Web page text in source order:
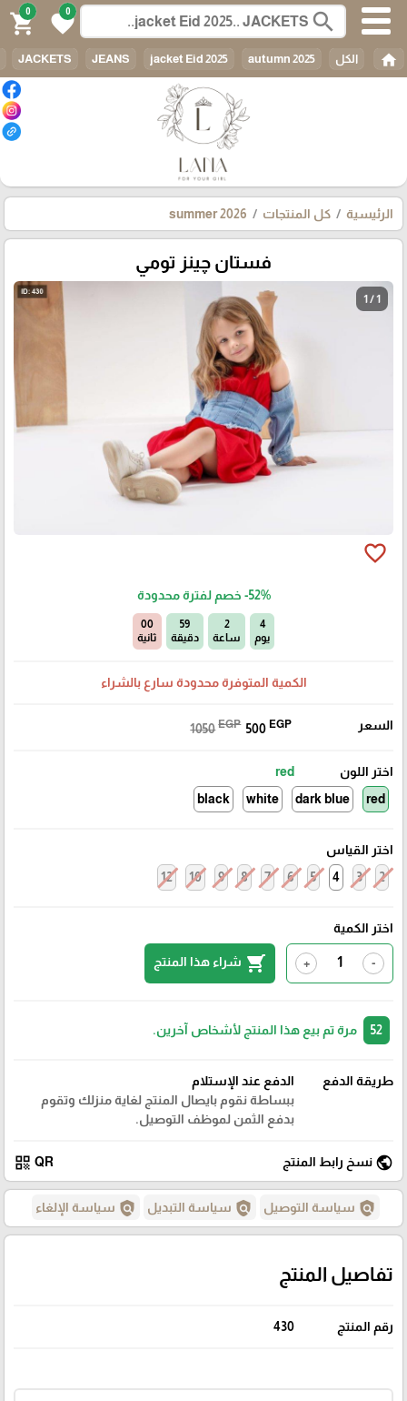
search
0
favorite
0
shopping_cart
home الكل JACKETS JEANS jacket Eid 2025 autumn 2025
الرئيسية كل المنتجات summer 2026
فستان چينز تومي
1 / 1
favorite_border
-52% خصم لفترة محدودة
4
يوم
2
ساعة
58
دقيقة
59
ثانية
الكمية المتوفرة محدودة سارع بالشراء
السعر 1050 EGP 500 EGP
اختر اللون
red
red
dark blue
white
black
اختر القياس
2
3
4
5
6
7
8
9
10
12
اختر الكمية
-
+
shopping_cart شراء هذا المنتج
مرة تم بيع هذا المنتج لأشخاص آخرين.
طريقة الدفع
الدفع عند الإستلام
ببساطة نقوم بايصال المنتج لغاية منزلك وتقوم
بدفع الثمن لموظف التوصيل.
public نسخ رابط المنتج QR
qr_code
policy سياسة التوصيل policy سياسة التبديل policy سياسة الإلغاء
تفاصيل المنتج
رقم المنتج 430